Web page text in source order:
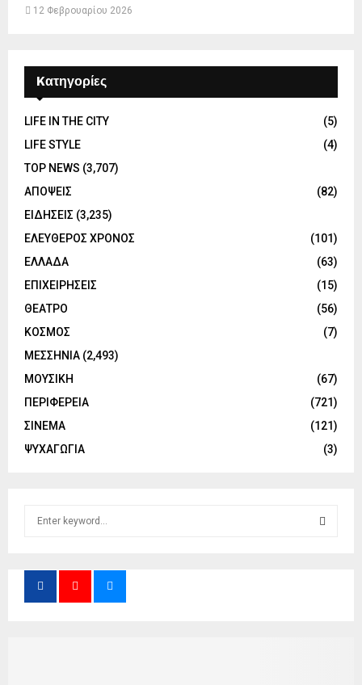
12 Φεβρουαρίου 2026
Kατηγορίες
LIFE IN THE CITY
(5)
LIFE STYLE
(4)
TOP NEWS (3,707)
ΑΠΟΨΕΙΣ
(82)
ΕΙΔΗΣΕΙΣ (3,235)
ΕΛΕΥΘΕΡΟΣ ΧΡΟΝΟΣ
(101)
ΕΛΛΑΔΑ
(63)
ΕΠΙΧΕΙΡΗΣΕΙΣ
(15)
ΘΕΑΤΡΟ
(56)
ΚΟΣΜΟΣ
(7)
ΜΕΣΣΗΝΙΑ (2,493)
ΜΟΥΣΙΚΗ
(67)
ΠΕΡΙΦΕΡΕΙΑ
(721)
ΣΙΝΕΜΑ
(121)
ΨΥΧΑΓΩΓΙΑ
(3)